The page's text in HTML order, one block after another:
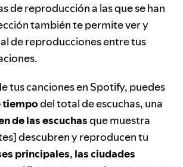
de reproducción a las que se han
también te permite ver y
de reproducciones entre tus
tus canciones en Spotify, puedes
tiempodel total de escuchas, una
de las escuchasque muestra
descubren y reproducen tu
principales, las ciudades